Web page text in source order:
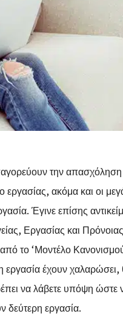
την
ακόμα και οι
Έγινε επίσης
Εργασίας και
το ‘Μοντέλο
εργασία έχουν χαλαρώσει,
να λάβετε υπόψη ώστε
δεύτερη εργασία.